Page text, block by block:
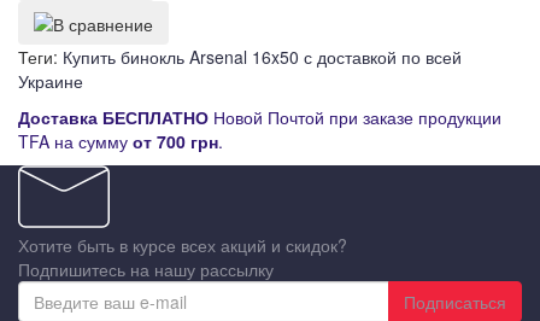
Теги: Купить бинокль Arsenal 16x50 с доставкой по всей
Украине
Доставка БЕСПЛАТНО Новой Почтой при заказе продукции
TFA на сумму от 700 грн.
Хотите быть в курсе всех акций и скидок?
Подпишитесь на нашу рассылку
Подписаться